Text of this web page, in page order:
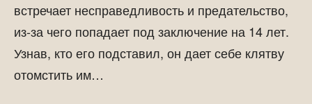
встречает несправедливость и предательство,
из-за чего попадает под заключение на 14 лет.
Узнав, кто его подставил, он дает себе клятву
отомстить им…